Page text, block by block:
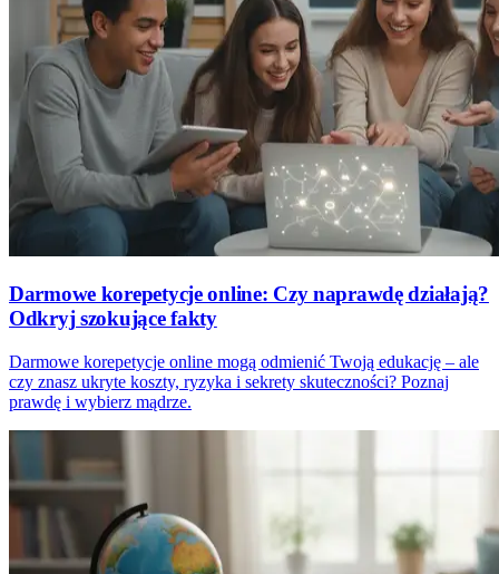
Darmowe korepetycje online: Czy naprawdę działają?
Odkryj szokujące fakty
Darmowe korepetycje online mogą odmienić Twoją edukację – ale
czy znasz ukryte koszty, ryzyka i sekrety skuteczności? Poznaj
prawdę i wybierz mądrze.